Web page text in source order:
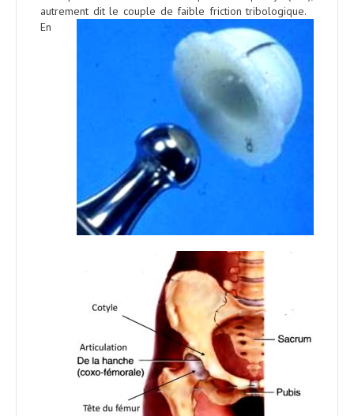
autrement dit le couple de faible friction tribologique.
En